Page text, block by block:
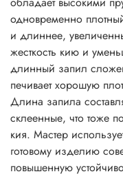
одновременно
и длиннее,
жесткость кию и
длинный запил
печивает хорошую
Длина запила
склеенные, что тоже
кия. Мастер
готовому изделию
повышенную